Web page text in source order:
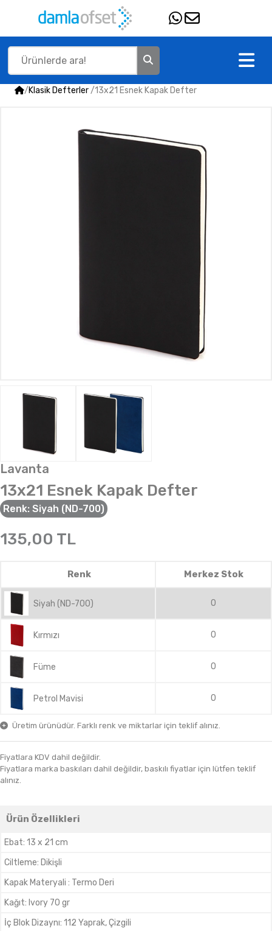
/Klasik Defterler/13x21 Esnek Kapak Defter
Lavanta
13x21 Esnek Kapak Defter
Renk: Siyah (ND-700)
135,00 TL
Renk Merkez Stok
Siyah (ND-700) 0
Kırmızı 0
Füme 0
Petrol Mavisi 0
Üretim ürünüdür. Farklı renk ve miktarlar için teklif alınız.
Fiyatlara KDV dahil değildir.
Fiyatlara marka baskıları dahil değildir, baskılı fiyatlar için lütfen teklif
alınız.
Ürün Özellikleri
Ebat: 13 x 21 cm
Ciltleme: Dikişli
Kapak Materyali : Termo Deri
Kağıt: Ivory 70 gr
İç Blok Dizaynı: 112 Yaprak, Çizgili